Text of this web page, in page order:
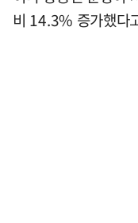
비 14.3% 증가했다